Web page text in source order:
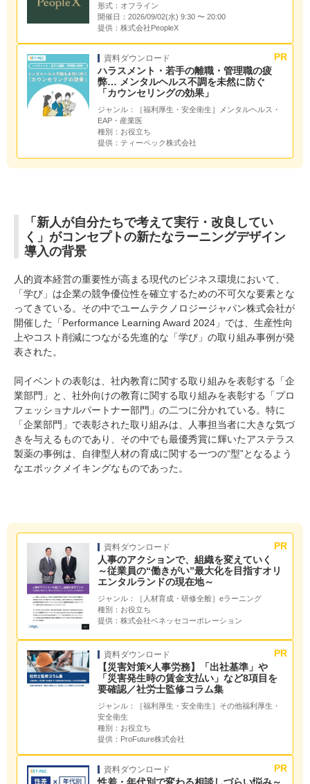
形式： オフライン
開催日： 2026/09/02(水) 9:30 〜 20:00
提供： 株式会社PeopleX
資料ダウンロード
ハラスメント・若手の離職・管理職の疲
弊… メンタルヘルス不調を未然に防ぐ
「カウンセリングの効果」
ジャンル：
［福利厚生・安全衛生］メンタルヘルス・
EAP・産業医
種別： お役立ち
提供： ティーペック株式会社
「新人が自分たちで考えて実行・改良してい
く」がコンセプトの新たなラーニングデザイン
導入の背景
人的資本経営の重要性が高まる現代のビジネス環境において、
「学び」は企業の競争優位性を確立するための不可欠な要素とな
ってきている。その中でユームテクノロジージャパン株式会社が
開催した「Performance Learning Award 2024」では、生産性向
上やコスト削減につながる先進的な「学び」の取り組み事例が発
表された。
同イベントの表彰は、社内教育に関する取り組みを表彰する「企
業部門」と、社外向けの教育に関する取り組みを表彰する「プロ
フェッショナルパートナー部門」の二つに分かれている。特に
「企業部門」で表彰された取り組みは、人事担当者に大きな気づ
きを与えるものであり、その中でも最優秀賞に輝いたアステラス
製薬の事例は、自律型人材の育成に関する一つの“型”となるよう
なエポックメイキングなものであった。
資料ダウンロード
人事のアクションで、組織を変えていく
～従業員の“働きがい”最大化を目指すオリ
エンタルランドの現在地～
ジャンル：
［人材育成・研修全般］eラーニング
種別： お役立ち
提供： 株式会社ベネッセコーポレーション
資料ダウンロード
【災害対策×人事労務】「出社基準」や
「災害発生時の賃金支払い」など8項目を
要確認／社労士監修コラム集
ジャンル：
［福利厚生・安全衛生］その他福利厚生・
安全衛生
種別： お役立ち
提供： ProFuture株式会社
資料ダウンロード